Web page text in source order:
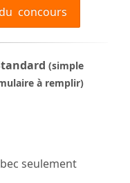
concours
(simple
à remplir)
seulement